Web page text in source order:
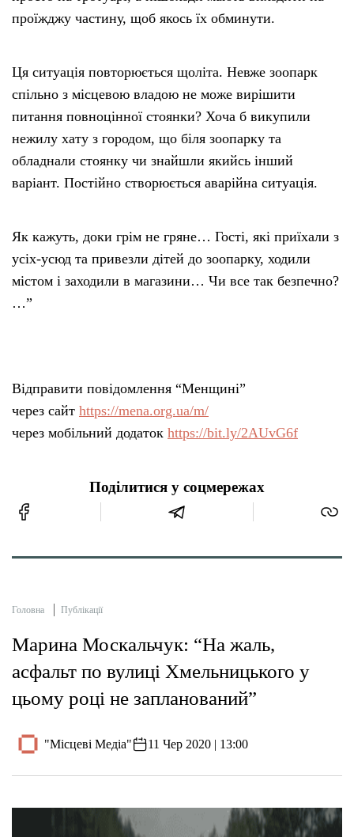
проїжджу частину, щоб якось їх обминути.
Ця ситуація повторюється щоліта. Невже зоопарк
спільно з місцевою владою не може вирішити
питання повноцінної стоянки? Хоча б викупили
нежилу хату з городом, що біля зоопарку та
обладнали стоянку чи знайшли якийсь інший
варіант. Постійно створюється аварійна ситуація.
Як кажуть, доки грім не гряне… Гості, які приїхали з
усіх-усюд та привезли дітей до зоопарку, ходили
містом і заходили в магазини… Чи все так безпечно?
…”
Відправити повідомлення “Менщині”
через сайт https://mena.org.ua/m/
через мобільний додаток https://bit.ly/2AUvG6f
Поділитися у соцмережах
Головна Публікації
Марина Москальчук: “На жаль,
асфальт по вулиці Хмельницького у
цьому році не запланований”
"Місцеві Медіа" 11 Чер 2020 | 13:00